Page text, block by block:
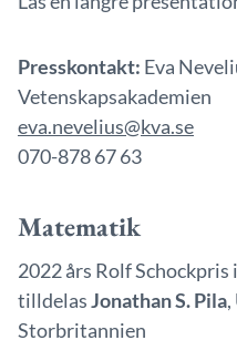
Presskontakt: Eva
Vetenskapsakademien
eva.nevelius@kva.se
070-878 67 63
Matematik
2022 års Rolf
tilldelasJonathan S. Pila
Storbritannien